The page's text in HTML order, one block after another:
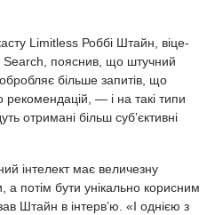
Limitless Роббі Штайн, віце-
Search, пояснив, що штучний
більше запитів, що
— і на такі типи
отримані більш суб’єктивні
інтелект має величезну
а потім бути унікально корисним
Штайн в інтерв’ю. «І однією з